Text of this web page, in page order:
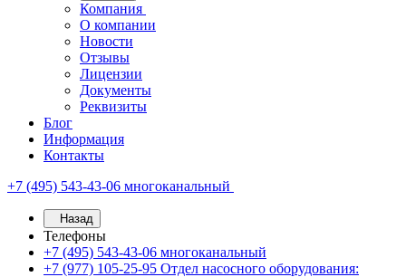
Компания
О компании
Новости
Отзывы
Лицензии
Документы
Реквизиты
Блог
Информация
Контакты
+7 (495) 543-43-06 многоканальный
Назад
Телефоны
+7 (495) 543-43-06 многоканальный
+7 (977) 105-25-95 Отдел насосного оборудования: